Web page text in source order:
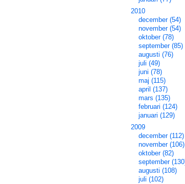
2010
december (54)
november (54)
oktober (78)
september (85)
augusti (76)
juli (49)
juni (78)
maj (115)
april (137)
mars (135)
februari (124)
januari (129)
2009
december (112)
november (106)
oktober (82)
september
augusti (108)
juli (102)